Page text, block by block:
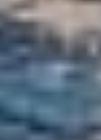
Neuigkeiten
Kontakt